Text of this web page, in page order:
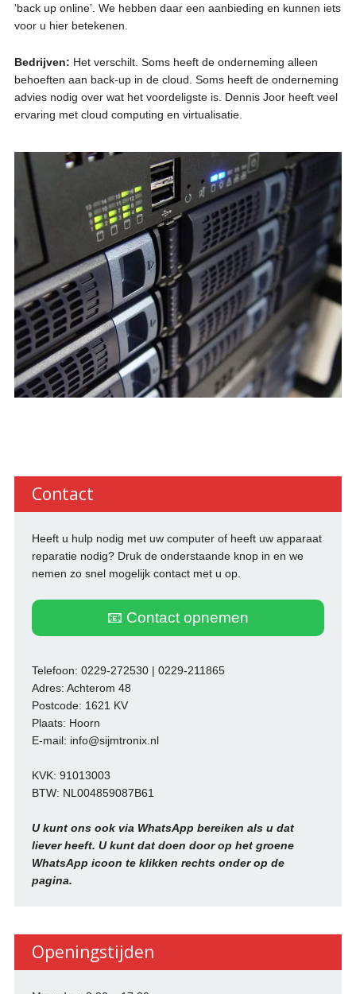
‘back up online’. We hebben daar een aanbieding en kunnen iets
voor u hier betekenen.
Bedrijven: Het verschilt. Soms heeft de onderneming alleen
behoeften aan back-up in de cloud. Soms heeft de onderneming
advies nodig over wat het voordeligste is. Dennis Joor heeft veel
ervaring met cloud computing en virtualisatie.
Contact
Heeft u hulp nodig met uw computer of heeft uw apparaat
reparatie nodig? Druk de onderstaande knop in en we
nemen zo snel mogelijk contact met u op.
📧 Contact opnemen
Telefoon: 0229-272530 | 0229-211865
Adres: Achterom 48
Postcode: 1621 KV
Plaats: Hoorn
E-mail: info@sijmtronix.nl
KVK: 91013003
BTW: NL004859087B61
U kunt ons ook via WhatsApp bereiken als u dat
liever heeft. U kunt dat doen door op het groene
WhatsApp icoon te klikken rechts onder op de
pagina.
Openingstijden